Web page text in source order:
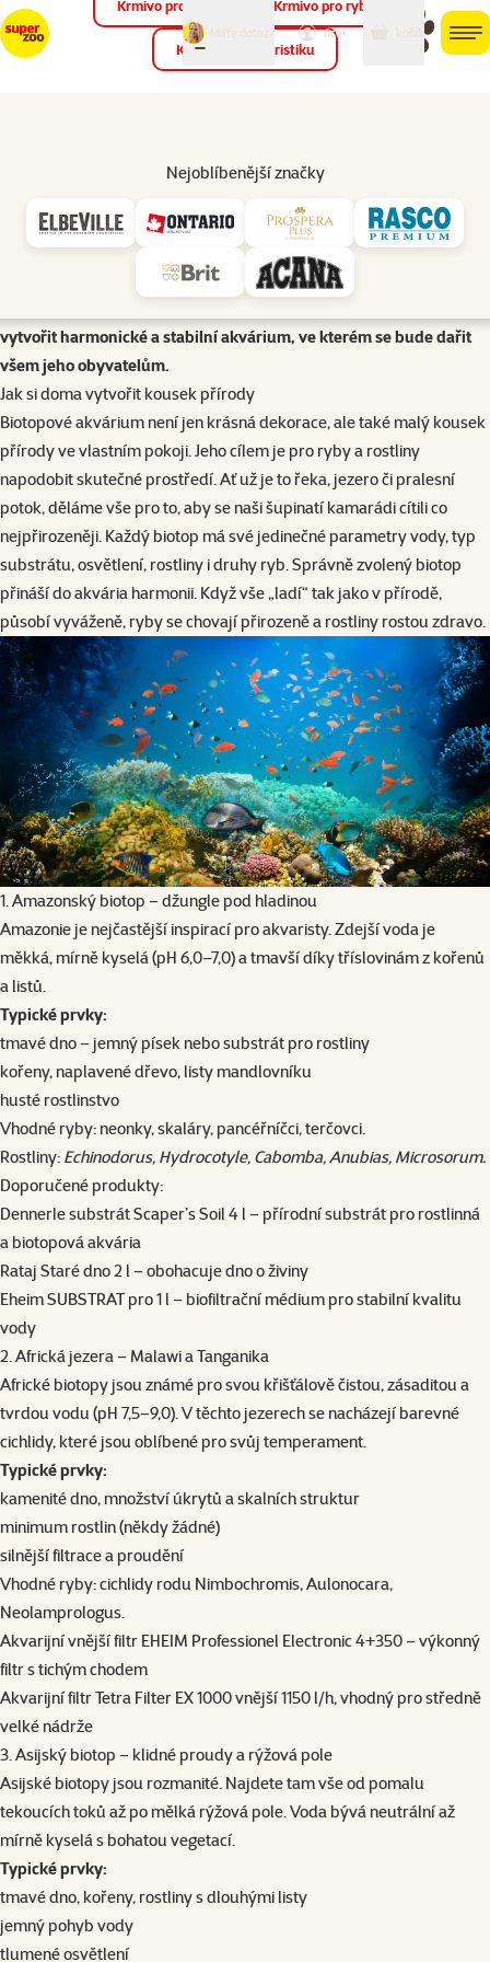
můj
účet
Krmivo pro ptáky Krmivo pro ryby
Krmivo pro teraristiku
Nejoblíbenější značky
Biotopová akvária
vašeho domova. Tento článek vás provede základy jejich tvorby –
od amazonských džunglí přes africká jezera až po asijské či
evropské biotopy. Dozvíte se, jaké podmínky, rostliny a ryby jsou
vytvořit harmonické a stabilní akvárium, ve kterém se bude dařit
všem jeho obyvatelům.
Jak si doma vytvořit kousek přírody
Biotopové akvárium není jen krásná dekorace, ale také malý kousek
přírody ve vlastním pokoji. Jeho cílem je pro ryby a rostliny
napodobit skutečné prostředí. Ať už je to řeka, jezero či pralesní
potok, děláme vše pro to, aby se naši šupinatí kamarádi cítili co
nejpřirozeněji. Každý biotop má své jedinečné parametry vody, typ
substrátu, osvětlení, rostliny i druhy ryb. Správně zvolený biotop
přináší do akvária harmonii. Když vše „ladí“ tak jako v přírodě,
působí vyváženě, ryby se chovají přirozeně a rostliny rostou zdravo.
1. Amazonský biotop – džungle pod hladinou
Amazonie je nejčastější inspirací pro akvaristy. Zdejší voda je
měkká, mírně kyselá (pH 6,0–7,0) a tmavší díky tříslovinám z kořenů
a listů.
Typické prvky:
tmavé dno – jemný písek nebo substrát pro rostliny
kořeny, naplavené dřevo, listy mandlovníku
husté rostlinstvo
Vhodné ryby: neonky, skaláry, pancéřníčci, terčovci.
Rostliny: Echinodorus, Hydrocotyle, Cabomba, Anubias, Microsorum.
Doporučené produkty:
Dennerle substrát Scaper’s Soil 4 l – přírodní substrát pro rostlinná
a biotopová akvária
Rataj Staré dno 2 l – obohacuje dno o živiny
Eheim SUBSTRAT pro 1 l – biofiltrační médium pro stabilní kvalitu
vody
2. Africká jezera – Malawi a Tanganika
Africké biotopy jsou známé pro svou křišťálově čistou, zásaditou a
tvrdou vodu (pH 7,5–9,0). V těchto jezerech se nacházejí barevné
cichlidy, které jsou oblíbené pro svůj temperament.
Typické prvky:
kamenité dno, množství úkrytů a skalních struktur
minimum rostlin (někdy žádné)
silnější filtrace a proudění
Vhodné ryby: cichlidy rodu Nimbochromis, Aulonocara,
Neolamprologus.
Akvarijní vnější filtr EHEIM Professionel Electronic 4+350– výkonný
filtr s tichým chodem
Akvarijní filtr Tetra Filter EX 1000 vnější 1150 l/h, vhodný pro středně
velké nádrže
3. Asijský biotop – klidné proudy a rýžová pole
Asijské biotopy jsou rozmanité. Najdete tam vše od pomalu
tekoucích toků až po mělká rýžová pole. Voda bývá neutrální až
mírně kyselá s bohatou vegetací.
Typické prvky:
tmavé dno, kořeny, rostliny s dlouhými listy
​​​​​​​jemný pohyb vody
tlumené osvětlení